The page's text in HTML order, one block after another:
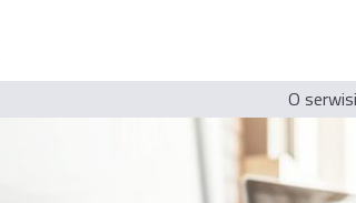
O